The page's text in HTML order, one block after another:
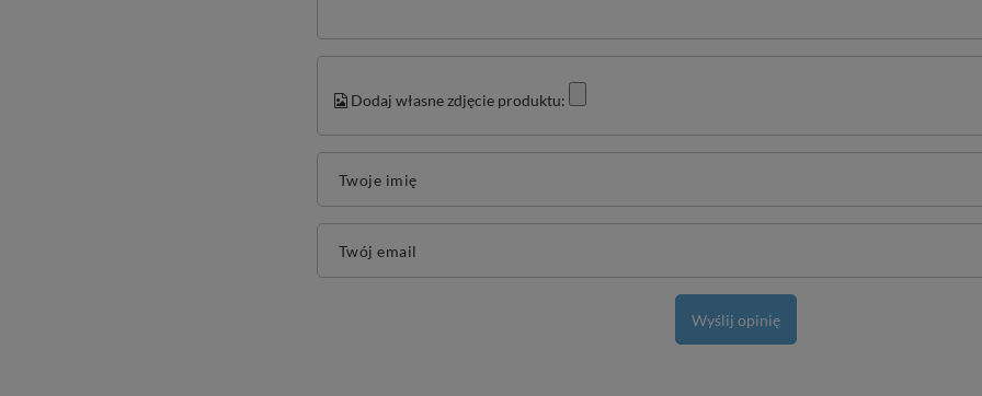
Dodaj własne zdjęcie produktu:
Twoje imię
Twój email
Wyślij opinię